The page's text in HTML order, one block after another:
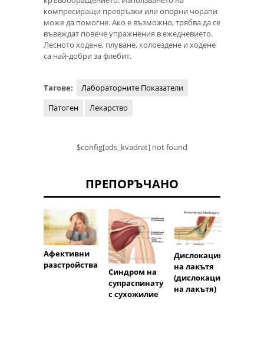
компресиращи превръзки или опорни чорапи
може да помогне. Ако е възможно, трябва да се
въвеждат повече упражнения в ежедневието.
Лесното ходене, плуване, колоездене и ходене
са най-добри за флебит.
Тагове:
Лабораторните Показатели
Патоген
Лекарство
$config[ads_kvadrat] not found
ПРЕПОРЪЧАНО
Афективни
разстройства
Синдром на
супраспинату
с сухожилие
Дислокация
на лакътя
(дислокация
на лакътя)